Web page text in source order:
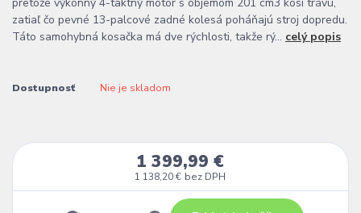
pretože výkonný 4-taktný motor s objemom 201 cm3 kosí trávu,
zatiaľ čo pevné 13-palcové zadné kolesá poháňajú stroj dopredu.
Táto samohybná kosačka má dve rýchlosti, takže rý... celý popis
Dostupnosť Nie je skladom
1 399,99 €
1 138,20 € bez DPH